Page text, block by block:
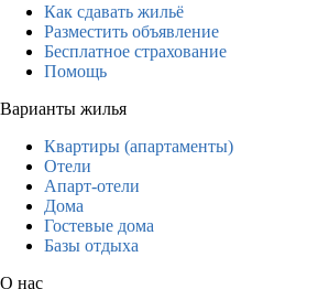
Как сдавать жильё
Разместить объявление
Бесплатное страхование
Помощь
Варианты жилья
Квартиры (апартаменты)
Отели
Апарт-отели
Дома
Гостевые дома
Базы отдыха
О нас